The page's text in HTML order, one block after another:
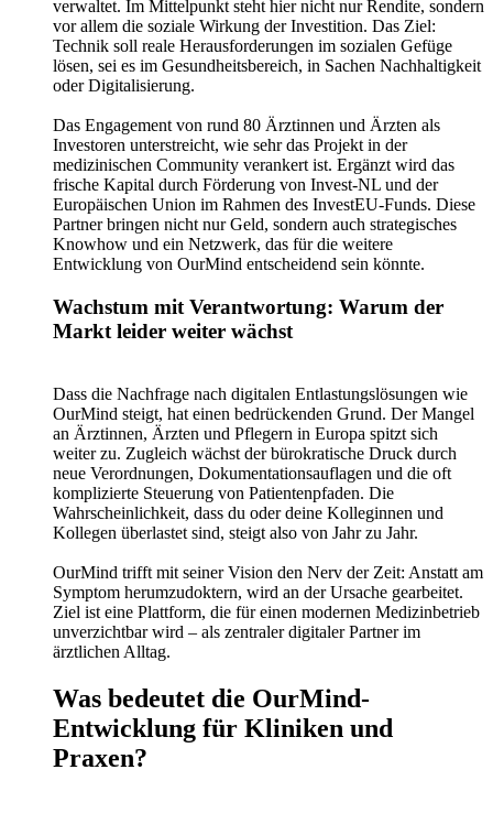
verwaltet. Im Mittelpunkt steht hier nicht nur Rendite, sondern
vor allem die soziale Wirkung der Investition. Das Ziel:
Technik soll reale Herausforderungen im sozialen Gefüge
lösen, sei es im Gesundheitsbereich, in Sachen Nachhaltigkeit
oder Digitalisierung.
Das Engagement von rund 80 Ärztinnen und Ärzten als
Investoren unterstreicht, wie sehr das Projekt in der
medizinischen Community verankert ist. Ergänzt wird das
frische Kapital durch Förderung von Invest-NL und der
Europäischen Union im Rahmen des InvestEU-Funds. Diese
Partner bringen nicht nur Geld, sondern auch strategisches
Knowhow und ein Netzwerk, das für die weitere
Entwicklung von OurMind entscheidend sein könnte.
Wachstum mit Verantwortung: Warum der
Markt leider weiter wächst
Dass die Nachfrage nach digitalen Entlastungslösungen wie
OurMind steigt, hat einen bedrückenden Grund. Der Mangel
an Ärztinnen, Ärzten und Pflegern in Europa spitzt sich
weiter zu. Zugleich wächst der bürokratische Druck durch
neue Verordnungen, Dokumentationsauflagen und die oft
komplizierte Steuerung von Patientenpfaden. Die
Wahrscheinlichkeit, dass du oder deine Kolleginnen und
Kollegen überlastet sind, steigt also von Jahr zu Jahr.
OurMind trifft mit seiner Vision den Nerv der Zeit: Anstatt am
Symptom herumzudoktern, wird an der Ursache gearbeitet.
Ziel ist eine Plattform, die für einen modernen Medizinbetrieb
unverzichtbar wird – als zentraler digitaler Partner im
ärztlichen Alltag.
Was bedeutet die OurMind-
Entwicklung für Kliniken und
Praxen?